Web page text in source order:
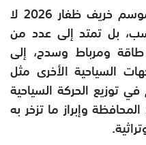
وأضاف سعادته أن فعاليات موسم خريف ظفار 2026 لا
بل تمتد إلى عدد من
طاقة ومرباط وسدح، إلى
السياحية الأخرى مثل
توزيع الحركة السياحية
وإبراز ما تزخر به